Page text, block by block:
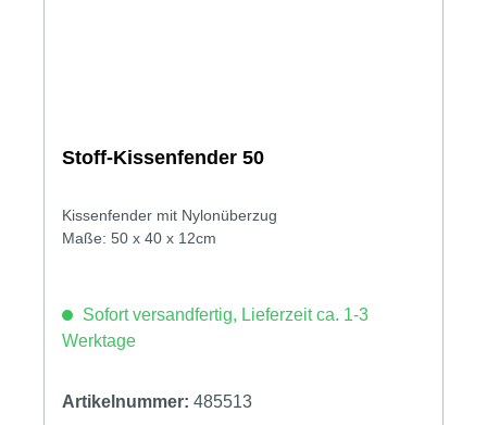
Stoff-Kissenfender 50
Kissenfender mit Nylonüberzug
Maße: 50 x 40 x 12cm
Sofort versandfertig, Lieferzeit ca. 1-3
Werktage
Artikelnummer: 485513